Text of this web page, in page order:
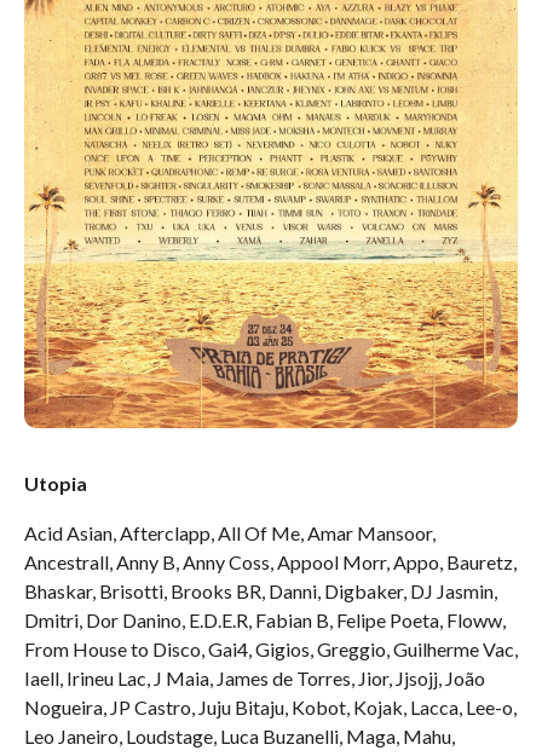
Utopia
Acid Asian, Afterclapp, All Of Me, Amar Mansoor,
Ancestrall, Anny B, Anny Coss, Appool Morr, Appo, Bauretz,
Bhaskar, Brisotti, Brooks BR, Danni, Digbaker, DJ Jasmin,
Dmitri, Dor Danino, E.D.E.R, Fabian B, Felipe Poeta, Floww,
From House to Disco, Gai4, Gigios, Greggio, Guilherme Vac,
Iaell, Irineu Lac, J Maia, James de Torres, Jior, Jjsojj, João
Nogueira, JP Castro, Juju Bitaju, Kobot, Kojak, Lacca, Lee-o,
Leo Janeiro, Loudstage, Luca Buzanelli, Maga, Mahu,